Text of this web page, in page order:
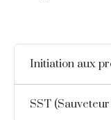
Initiation aux
SST